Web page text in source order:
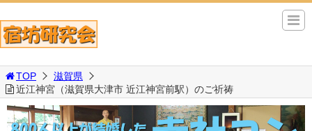
TOP
滋賀県
近江神宮（滋賀県大津市 近江神宮前駅）のご祈祷